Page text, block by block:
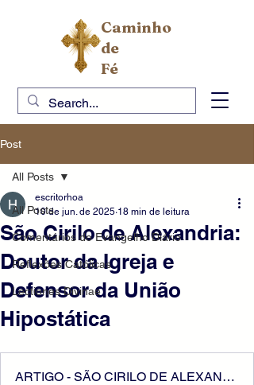
Caminho
de
Fé
Post
All Posts
Comentários do Evangelho Diário
Reflexões Católicas
Lectiones Divinae
All Posts
São Cirilo de Alexandria:
Doutor da Igreja e
Defensor da União
Hipostática
escritorhoa
10 de jun. de 2025 18 min de leitura
ARTIGO - SÃO CIRILO DE ALEXANDRIA